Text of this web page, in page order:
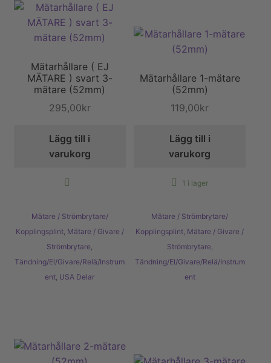
Mätarhållare ( EJ
MÄTARE ) svart 3-
mätare (52mm)
295,00kr
Lägg till i
varukorg
Mätare / Strömbrytare/
Kopplingsplint, Mätare / Givare /
Strömbrytare,
Tändning/El/Givare/Relä/Instrum
ent, USA Delar
Mätarhållare 1-mätare
(52mm)
119,00kr
Lägg till i
varukorg
1 i lager
Mätare / Strömbrytare/
Kopplingsplint, Mätare / Givare /
Strömbrytare,
Tändning/El/Givare/Relä/Instrum
ent